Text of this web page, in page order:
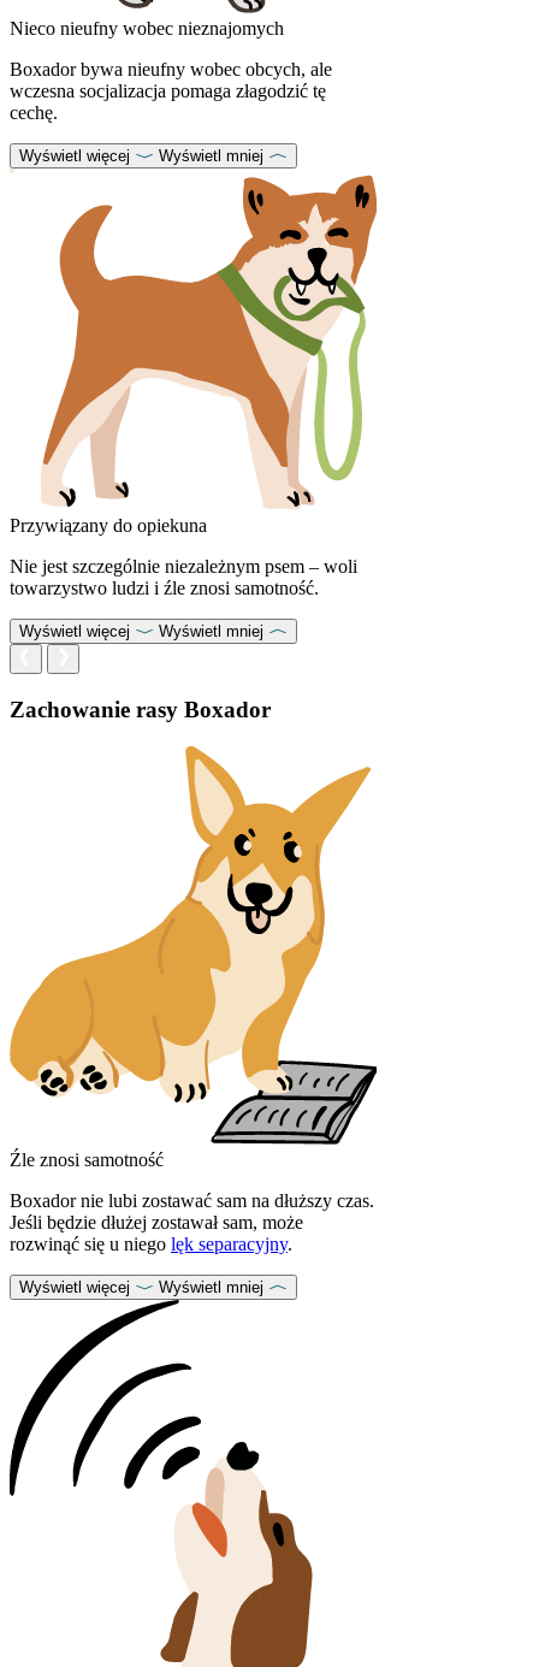
Nieco nieufny wobec nieznajomych
Boxador bywa nieufny wobec obcych, ale
wczesna socjalizacja pomaga złagodzić tę
cechę.
Wyświetl więcej Wyświetl mniej
Przywiązany do opiekuna
Nie jest szczególnie niezależnym psem – woli
towarzystwo ludzi i źle znosi samotność.
Wyświetl więcej Wyświetl mniej
Zachowanie rasy Boxador
Źle znosi samotność
Boxador nie lubi zostawać sam na dłuższy czas.
Jeśli będzie dłużej zostawał sam, może
rozwinąć się u niego lęk separacyjny.
Wyświetl więcej Wyświetl mniej